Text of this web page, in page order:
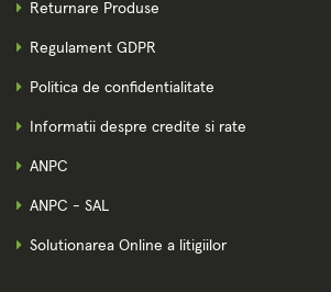
Returnare Produse
Regulament GDPR
Politica de confidentialitate
Informatii despre credite si rate
ANPC
ANPC - SAL
Solutionarea Online a litigiilor